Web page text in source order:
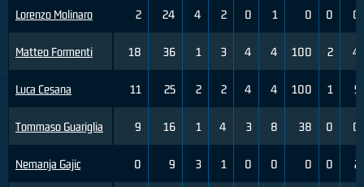
Lorenzo Molinaro
Matteo Formenti
Luca Cesana
Tommaso Guariglia
Nemanja Gajic
2 24 4 2 0 1 0 0 0
18 36 1 3 4 4 100 2 4
11 25 2 2 4 4 100 1 5
9 16 1 4 3 8 38 0 0
0 9 3 1 0 0 0 0 2